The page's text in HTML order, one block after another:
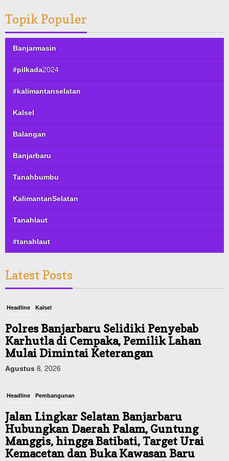
Topik Populer
Banjarmasin
#pilkada2024
#kalimantanselatan
Kalsel
Balangan
Banjarbaru
Tanahbumbu
KalimantanSelatan
Tanahlaut
#tanahlaut
Latest Posts
Headline Kalsel
Polres Banjarbaru Selidiki Penyebab
Karhutla di Cempaka, Pemilik Lahan
Mulai Dimintai Keterangan
Agustus 8, 2026
Headline Pembangunan
Jalan Lingkar Selatan Banjarbaru
Hubungkan Daerah Palam, Guntung
Manggis, hingga Batibati, Target Urai
Kemacetan dan Buka Kawasan Baru